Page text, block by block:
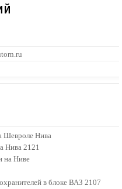
Шевроле Нива
Нива 2121
на Ниве
в блоке ВАЗ 2107